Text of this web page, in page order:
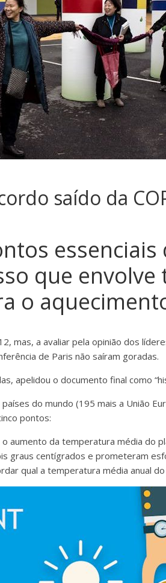
saído da
essenciais
que envolve
o
mas, a avaliar pela opinião dos
de Paris não saíram goradas.
apelidou o documento final como
do mundo (195 mais a União
pontos:
aumento da temperatura média do
graus centígrados e prometeram
qual a temperatura média anual